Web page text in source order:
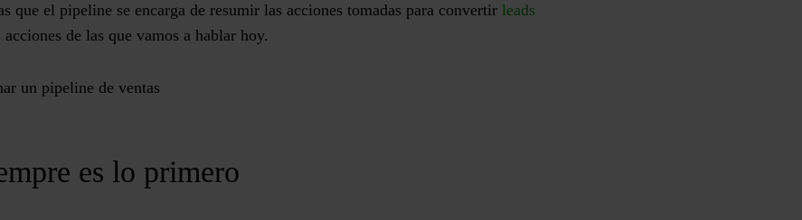
que el pipeline se encarga de resumir las acciones tomadas para convertir leads
de las que vamos a hablar hoy.
un pipeline de ventas
es lo primero